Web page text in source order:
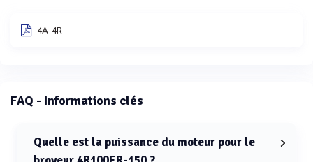
4A-4R
FAQ - Informations clés
Quelle est la puissance du moteur pour le